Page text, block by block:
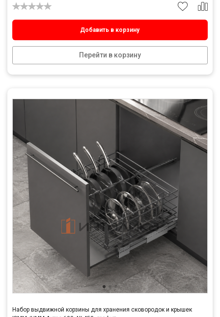
Добавить в корзину
Перейти в корзину
Набор выдвижной корзины для хранения сковородок и крышек